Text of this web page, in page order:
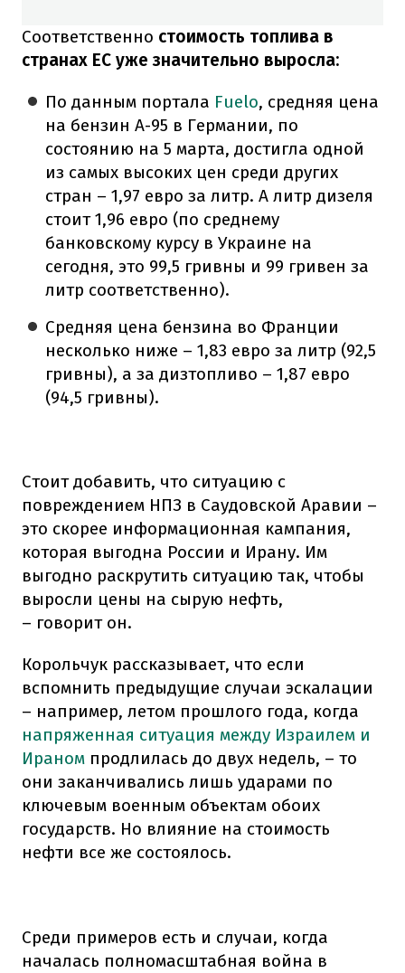
Соответственно стоимость топлива в
странах ЕС уже значительно выросла:
По данным портала Fuelо, средняя цена
на бензин А-95 в Германии, по
состоянию на 5 марта, достигла одной
из самых высоких цен среди других
стран – 1,97 евро за литр. А литр дизеля
стоит 1,96 евро (по среднему
банковскому курсу в Украине на
сегодня, это 99,5 гривны и 99 гривен за
литр соответственно).
Средняя цена бензина во Франции
несколько ниже – 1,83 евро за литр (92,5
гривны), а за дизтопливо – 1,87 евро
(94,5 гривны).
Стоит добавить, что ситуацию с
повреждением НПЗ в Саудовской Аравии –
это скорее информационная кампания,
которая выгодна России и Ирану. Им
выгодно раскрутить ситуацию так, чтобы
выросли цены на сырую нефть,
– говорит он.
Корольчук рассказывает, что если
вспомнить предыдущие случаи эскалации
– например, летом прошлого года, когда
напряженная ситуация между Израилем и
Ираном продлилась до двух недель, – то
они заканчивались лишь ударами по
ключевым военным объектам обоих
государств. Но влияние на стоимость
нефти все же состоялось.
Среди примеров есть и случаи, когда
началась полномасштабная война в